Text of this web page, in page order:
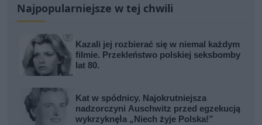
Najpopularniejsze w tej chwili
Kazali jej rozbierać się w niemal każdym
filmie. Przekleństwo polskiej seksbomby
lat 80.
Kat w spódnicy. Najokrutniejsza
nadzorczyni Auschwitz przed egzekucją
wykrzyknęła „Niech żyje Polska!”